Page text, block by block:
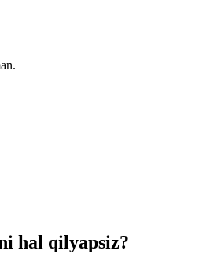
hal qilyapsiz?